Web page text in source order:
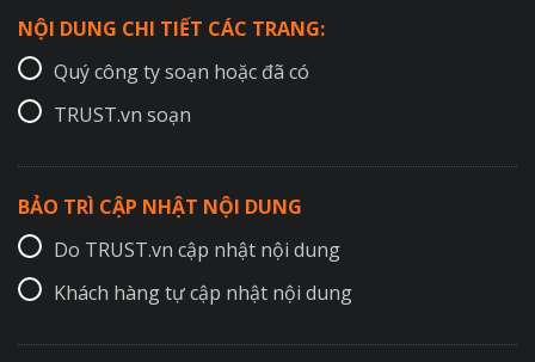
NỘI DUNG CHI TIẾT CÁC TRANG:
Quý công ty soạn hoặc đã có
TRUST.vn soạn
BẢO TRÌ CẬP NHẬT NỘI DUNG
Do TRUST.vn cập nhật nội dung
Khách hàng tự cập nhật nội dung